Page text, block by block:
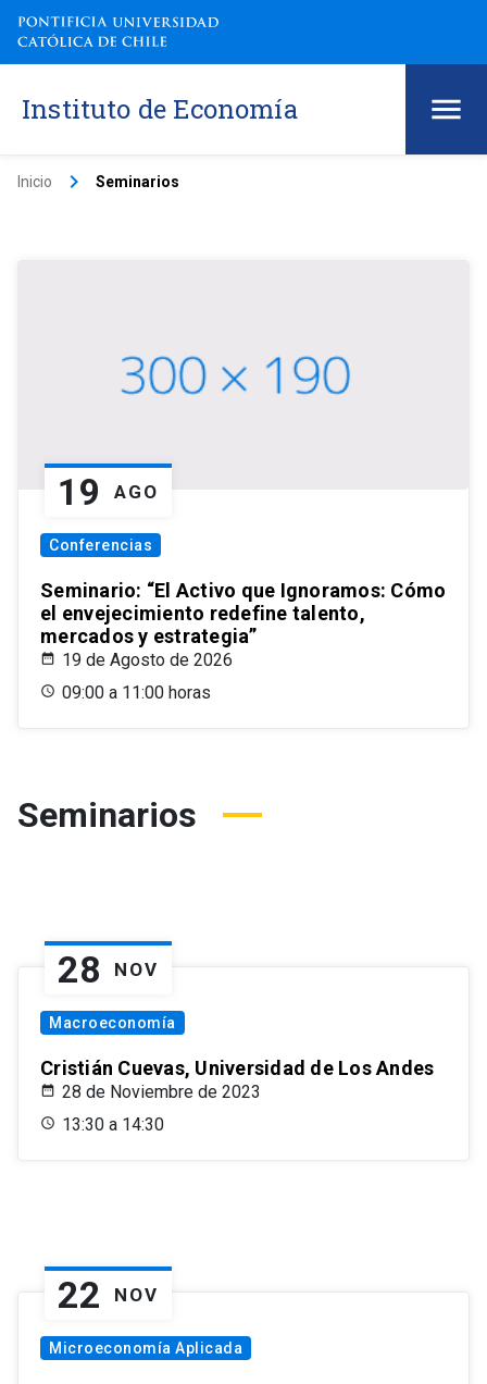
Instituto de Economía
Inicio keyboard_arrow_right Seminarios
19 AGO
Conferencias
Seminario: “El Activo que Ignoramos: Cómo
el envejecimiento redefine talento,
mercados y estrategia”
19 de Agosto de 2026
09:00 a 11:00 horas
Seminarios
28 NOV
Macroeconomía
Cristián Cuevas, Universidad de Los Andes
28 de Noviembre de 2023
13:30 a 14:30
22 NOV
Microeconomía Aplicada